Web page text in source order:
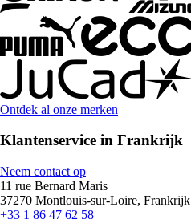
Ontdek al onze merken
Klantenservice in Frankrijk
Neem contact op
11 rue Bernard Maris
37270 Montlouis-sur-Loire, Frankrijk
+33 1 86 47 62 58